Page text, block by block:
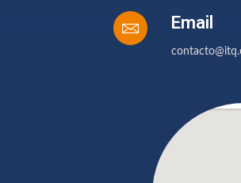
Email